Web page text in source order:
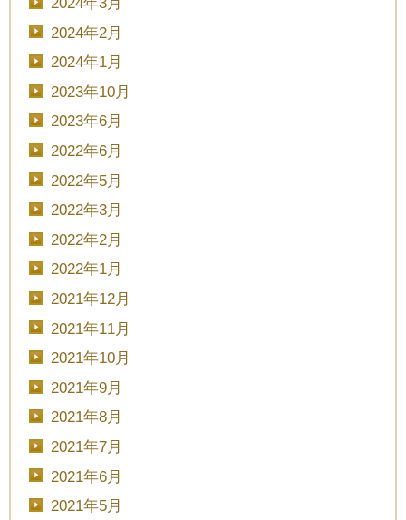
2024年2月
2024年1月
2023年10月
2023年6月
2022年6月
2022年5月
2022年3月
2022年2月
2022年1月
2021年12月
2021年11月
2021年10月
2021年9月
2021年8月
2021年7月
2021年6月
2021年5月
時間を選択してください
ブライダルフェア